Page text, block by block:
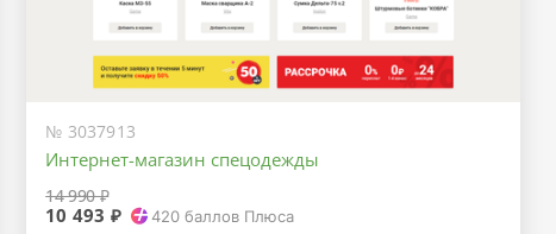
№ 3037913
Интернет-магазин спецодежды
14 990 ₽
10 493 ₽ 420баллов Плюса